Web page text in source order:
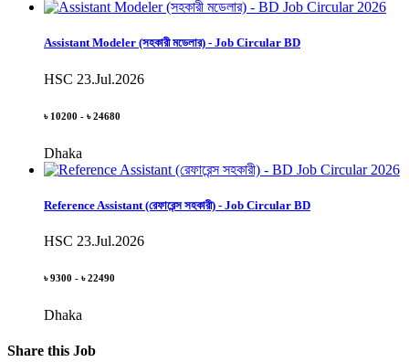
Assistant Modeler (সহকারী মডেলার) - Job Circular BD
HSC 23.Jul.2026
৳ 10200 - ৳ 24680
Dhaka
Reference Assistant (রেফারেন্স সহকারী) - Job Circular BD
HSC 23.Jul.2026
৳ 9300 - ৳ 22490
Dhaka
Share this Job